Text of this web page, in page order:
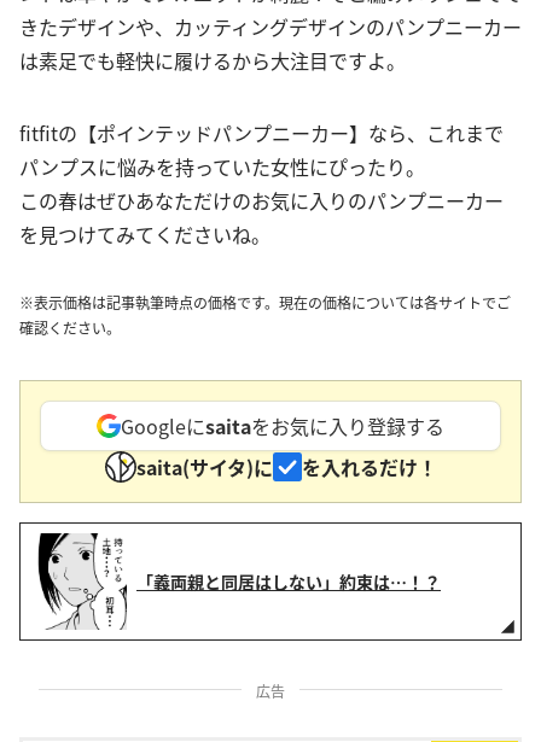
きたデザインや、カッティングデザインのパンプニーカー
は素足でも軽快に履けるから大注目ですよ。
fitfitの【ポインテッドパンプニーカー】なら、これまで
パンプスに悩みを持っていた女性にぴったり。
この春はぜひあなただけのお気に入りのパンプニーカー
を見つけてみてくださいね。
※表示価格は記事執筆時点の価格です。現在の価格については各サイトでご
確認ください。
Googleにsaitaをお気に入り登録する
saita(サイタ)に
を入れるだけ！
「義両親と同居はしない」約束は…！？
広告